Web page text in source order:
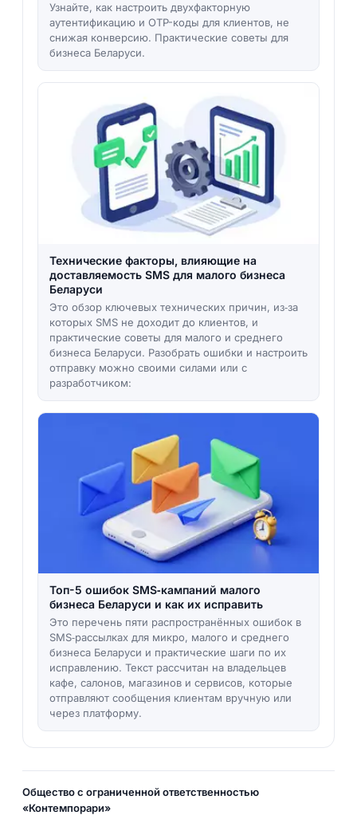
Узнайте, как настроить двухфакторную
аутентификацию и OTP-коды для клиентов, не
снижая конверсию. Практические советы для
бизнеса Беларуси.
Технические факторы, влияющие на
доставляемость SMS для малого бизнеса
Беларуси
Это обзор ключевых технических причин, из‑за
которых SMS не доходит до клиентов, и
практические советы для малого и среднего
бизнеса Беларуси. Разобрать ошибки и настроить
отправку можно своими силами или с
разработчиком:
Топ-5 ошибок SMS‑кампаний малого
бизнеса Беларуси и как их исправить
Это перечень пяти распространённых ошибок в
SMS‑рассылках для микро, малого и среднего
бизнеса Беларуси и практические шаги по их
исправлению. Текст рассчитан на владельцев
кафе, салонов, магазинов и сервисов, которые
отправляют сообщения клиентам вручную или
через платформу.
Общество с ограниченной ответственностью
«Контемпорари»